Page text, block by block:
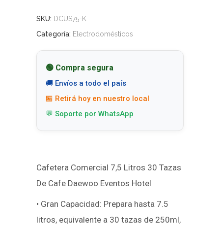
SKU: DCUS75-K
Categoría: Electrodomésticos
🟢 Compra segura
🚚 Envíos a todo el país
🏪 Retirá hoy en nuestro local
💬 Soporte por WhatsApp
Cafetera Comercial 7,5 Litros 30 Tazas
De Cafe Daewoo Eventos Hotel
• Gran Capacidad: Prepara hasta 7.5
litros, equivalente a 30 tazas de 250ml,